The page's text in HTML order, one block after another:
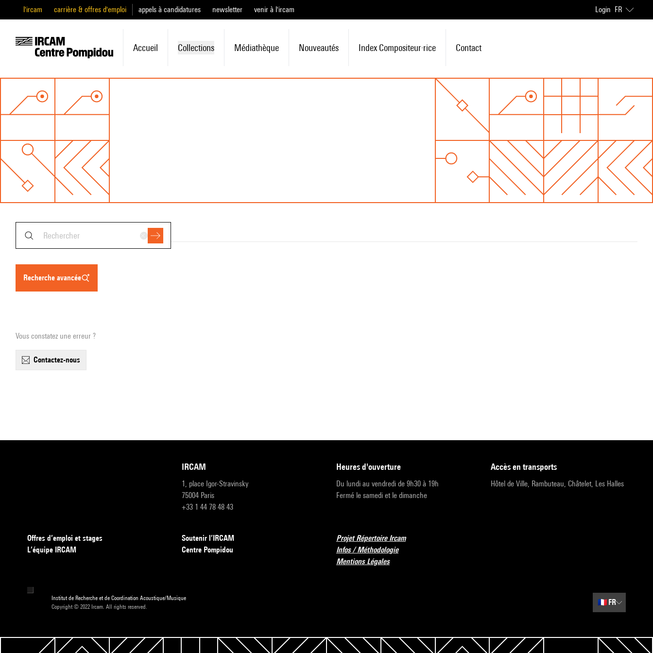
l'ircam carrière & offres d'emploi appels à candidatures newsletter venir à l'ircam Login FR
Accueil Collections Médiathèque Nouveautés Index Compositeur·rice Contact
recherche avancée
Vous constatez une erreur ?
contactez-nous
IRCAM
1, place Igor-Stravinsky
75004 Paris
+33 1 44 78 48 43
heures d'ouverture
Du lundi au vendredi de 9h30 à 19h
Fermé le samedi et le dimanche
accès en transports
Hôtel de Ville, Rambuteau, Châtelet, Les Halles
Offres d’emploi et stages
L’équipe IRCAM
Soutenir l’IRCAM
Centre Pompidou
Projet Répertoire Ircam
Infos / Méthodologie
Mentions Légales
Institut de Recherche et de Coordination Acoustique/Musique
Copyright © 2022 Ircam. All rights reserved.
🇫🇷 FR